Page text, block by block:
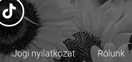
Jogi nyilatkozat Rólunk